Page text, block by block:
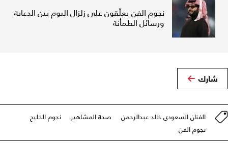
نجوم الفن يعلّقون على زلزال اليوم بين الدعابة
ورسائل الطمأنة
شارك
الفنان السعودي خالد عبدالرحمن صحة المشاهير
نجوم الخليج
نجوم الفن